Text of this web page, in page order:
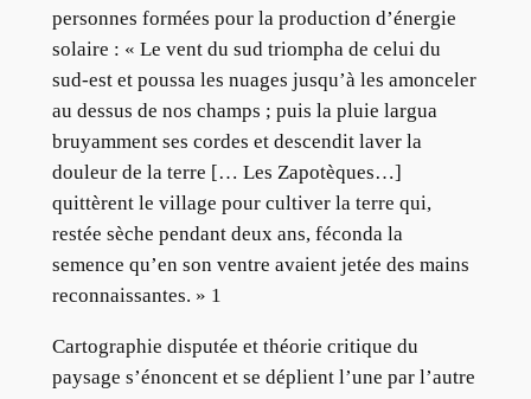
personnes formées pour la production d’énergie
solaire : « Le vent du sud triompha de celui du
sud-est et poussa les nuages jusqu’à les amonceler
au dessus de nos champs ; puis la pluie largua
bruyamment ses cordes et descendit laver la
douleur de la terre [… Les Zapotèques…]
quittèrent le village pour cultiver la terre qui,
restée sèche pendant deux ans, féconda la
semence qu’en son ventre avaient jetée des mains
reconnaissantes. » 1
Cartographie disputée et théorie critique du
paysage s’énoncent et se déplient l’une par l’autre